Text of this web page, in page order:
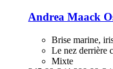
Andrea Maack
Brise marine,
Le nez derrière
Mixte